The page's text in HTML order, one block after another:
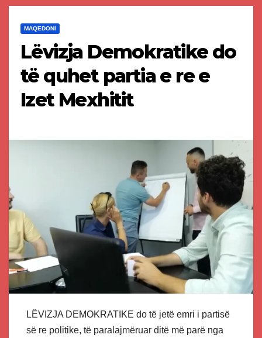
MAQEDONI
Lëvizja Demokratike do
të quhet partia e re e
Izet Mexhitit
LËVIZJA DEMOKRATIKE do të jetë emri i partisë
së re politike, të paralajmëruar ditë më parë nga